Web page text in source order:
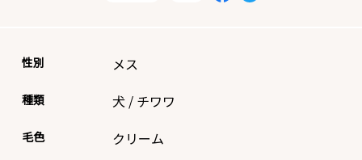
性別 メス
種類 犬 / チワワ
毛色 クリーム